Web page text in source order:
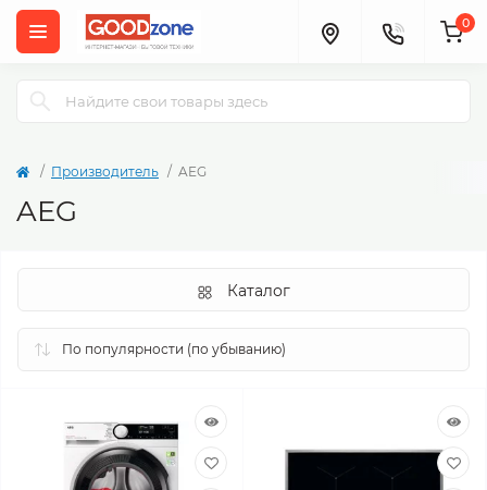
0
Производитель AEG
AEG
Каталог